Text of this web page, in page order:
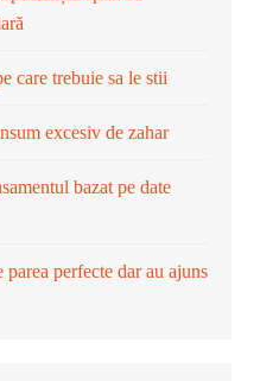
care trebuie sa le stii
excesiv de zahar
bazat pe date
perfecte dar au ajuns